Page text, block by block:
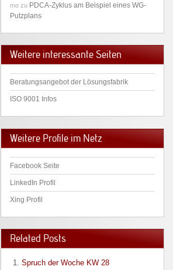
mo zu PDCA-Zyklus am Beispiel eines WG-
Putzplans
Weitere interessante Seiten
Beratungsangebot der Lösungsfabrik
ISO 9001 Infos
Weitere Profile im Netz
Facebook Seite
LinkedIn Profil
Xing Profil
Related Posts
Spruch der Woche KW 28